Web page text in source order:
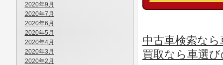
2020年9月
2020年7月
2020年6月
2020年5月
2020年4月
2020年3月
2020年2月
中古車検索な
買取なら車選